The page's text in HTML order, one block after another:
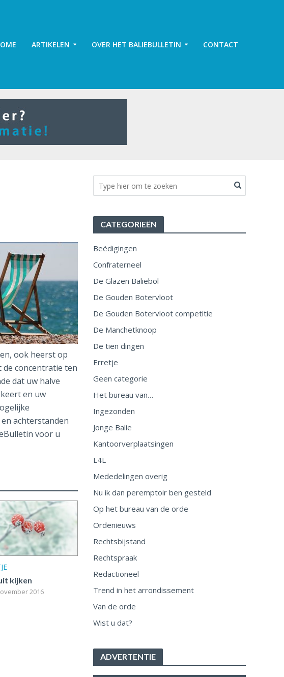
ARTIKELEN OVER HET BALIEBULLETIN CONTACT
ook heerst op
concentratie ten
dat uw halve
en uw
achterstanden
voor u
kijken
2016
CATEGORIEËN
Beëdigingen
Confraterneel
De Glazen Baliebol
De Gouden Botervloot
De Gouden Botervloot competitie
De Manchetknoop
De tien dingen
Erretje
Geen categorie
Het bureau van…
Ingezonden
Jonge Balie
Kantoorverplaatsingen
L4L
Mededelingen overig
Nu ik dan peremptoir ben gesteld
Op het bureau van de orde
Ordenieuws
Rechtsbijstand
Rechtspraak
Redactioneel
Trend in het arrondissement
Van de orde
Wist u dat?
ADVERTENTIE